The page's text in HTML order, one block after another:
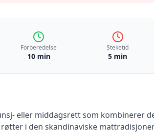
Forberedelse
10 min
Steketid
5 min
eller middagsrett som kombinerer
i den skandinaviske